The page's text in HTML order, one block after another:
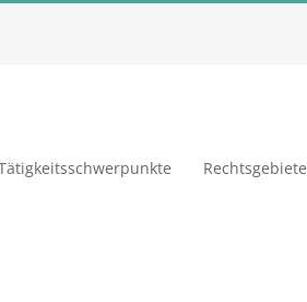
Rechtsgebiete